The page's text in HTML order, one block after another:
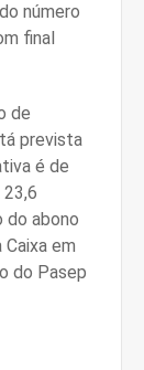
número
final
de
prevista
é de
do abono
em
do Pasep